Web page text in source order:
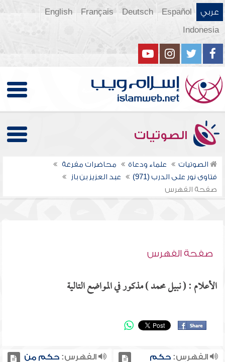
عربي Español
Deutsch
Français
English
Indonesia
الصوتيات
الصوتيات علماء ودعاة
محاضرات مفرغة
فتاوى نور على الدرب (971)
عبد العزيز بن باز
صفحة الفهرس
صفحة الفهرس
الأعلام : ( نبيل محمد ) مذكور في المواضع التالية
الفهرس:حكم
الفهرس:حكم من